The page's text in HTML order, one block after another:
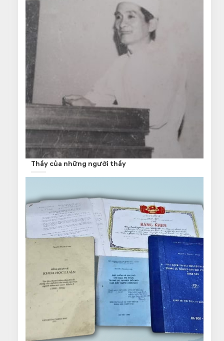
Thầy của những người thầy